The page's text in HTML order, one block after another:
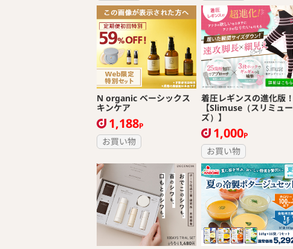
N organic ベーシックス
キンケア
1,188P
お買い物
着圧レギンスの進化版！
【Slimuse（スリミュー
ズ）】
1,000P
お買い物